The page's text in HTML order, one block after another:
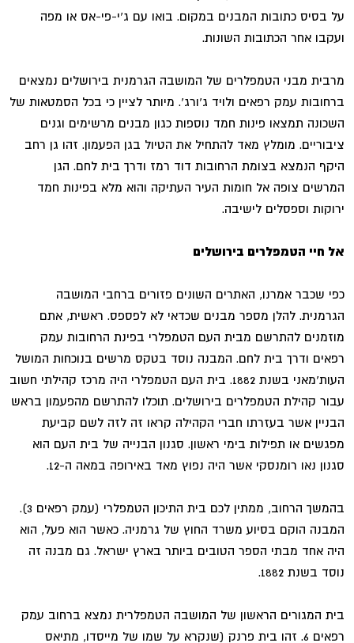
על בסיס כתובות המבנים במקום. בואו עם ג'י-פי-אס או מפה
ועקבו אחר הכתובות השונות.
מרבית מבני הטמפלרים של המושבה הגרמנית בירושלים נמצאים
ברחובות עמק רפאים ולויד ג'ורג'. מיותר לציין כי בכל הסמטאות של
השכונה תמצאו פינות חמד נוספות כגון מבנים מרשימים וגנים
ציבוריים. מומלץ מאד להתחיל את הטיול בגן הפעמון. זהו גן רחב
היקף הנמצא בצומת הרחובות דוד רמז ודרך בית לחם. הגן
המרשים צופה אל חומות העיר העתיקה והוא מלא בפינות חמד
ירוקות וספסלים לישיבה.
אל חיי הטמפלרים בירושלים
כפי שכבר אמרנו, האתרים השונים פזורים ברחבי המושבה
הגרמנית. להלן מספר מבנים שכדאי לא לפספס. ראשית, אתם
מוזמנים להתרשם מבית העם הטמפלרי בפינת הרחובות עמק
רפאים ודרך בית לחם. המבנה נוסד בטקס מרשים בנוכחות המושל
העות'מאני בשנת 1882. בית העם הטמפלרי היה מרכז קהילתי חשוב
עבור קהילת הטמפלרים בירושלים. תוכלו להתרשם מהפעמון בראש
הבניין אשר בעזרתו חברי הקהילה קראו זה לזה לשם קביעת
מפגשים או תפילות בימי ראשון. סגנון הבנייה של בית העם הוא
סגנון נאו רומנסקי אשר היה נפוץ מאד באירופה במאה ה-12.
בהמשך הרחוב, ממתין לכם בית התיכון הטמפלרי (עמק רפאים 3).
המבנה הוקם בסיוע משרד החוץ של גרמניה. כאשר הוא פעל, הוא
היה אחד מבתי הספר הטובים ביותר בארץ ישראל. גם מבנה זה
נוסד בשנת 1882.
בית המגורים הראשון של המושבה הטמפלרית נמצא ברחוב עמק
רפאים 6. זהו בית פרנק (שנקרא על שמו של מייסדו, מתיאס